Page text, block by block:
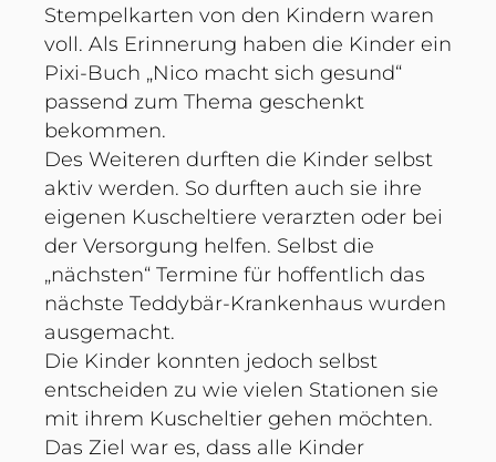
Stempelkarten von den Kindern waren
voll. Als Erinnerung haben die Kinder ein
Pixi-Buch „Nico macht sich gesund“
passend zum Thema geschenkt
bekommen.
Des Weiteren durften die Kinder selbst
aktiv werden. So durften auch sie ihre
eigenen Kuscheltiere verarzten oder bei
der Versorgung helfen. Selbst die
„nächsten“ Termine für hoffentlich das
nächste Teddybär-Krankenhaus wurden
ausgemacht.
Die Kinder konnten jedoch selbst
entscheiden zu wie vielen Stationen sie
mit ihrem Kuscheltier gehen möchten.
Das Ziel war es, dass alle Kinder